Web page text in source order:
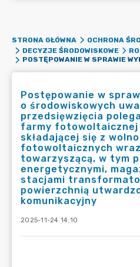
STRONA GŁÓWNA
OCHRONA
DECYZJE ŚRODOWISKOWE
Postępowanie w
o środowiskowych
przedsięwzięcia
farmy fotowoltaicznej
składającej się z
fotowoltaicznych
towarzyszącą, w tym
energetycznymi,
stacjami
powierzchnią
komunikacyjny
2025-11-24 14:10